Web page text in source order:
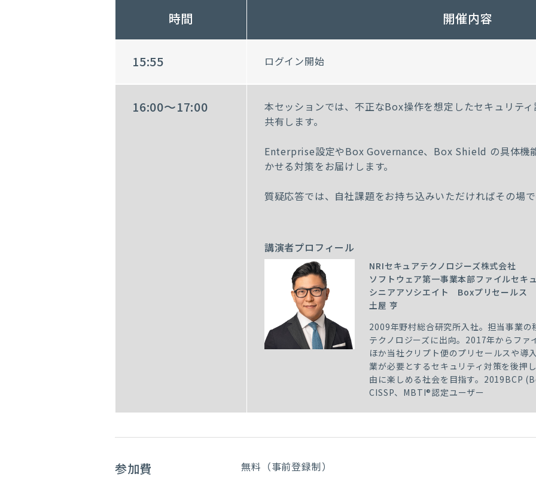
時間 開催内容
15:55 ログイン開始
16:00～17:00
本セッションでは、不正なBox操作を想定したセキュリテ
共有します。
Enterprise設定やBox Governance、Box Shield の具体機
かせる対策をお届けします。
質疑応答では、自社課題をお持ち込みいただければその場で
講演者プロフィール
NRIセキュアテクノロジーズ株式会社
ソフトウェア第一事業本部ファイルセキ
シニアアソシエイト Boxプリセールス
土屋 亨
2009年野村総合研究所入社。担当事業
テクノロジーズに出向。2017年からフ
ほか当社クリプト便のプリセールスや導
業が必要とするセキュリティ対策を後押
由に楽しめる社会を目指す。2019BCP
CISSP、MBTI®認定ユーザー
参加費 無料（事前登録制）